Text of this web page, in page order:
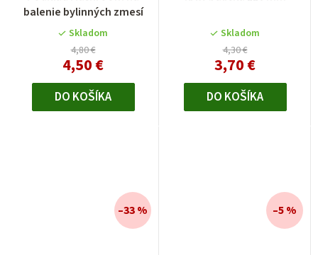
balenie bylinných zmesí
Skladom
4,80 €
4,50 €
DO KOŠÍKA
Skladom
4,30 €
3,70 €
DO KOŠÍKA
–33 % –5 %